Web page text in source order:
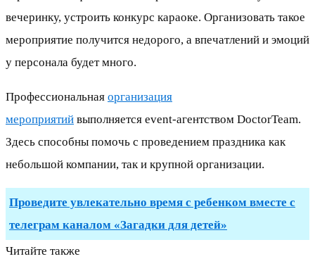
вечеринку, устроить конкурс караоке. Организовать такое
мероприятие получится недорого, а впечатлений и эмоций
у персонала будет много.
Профессиональная организация
мероприятий выполняется event-агентством DoctorTeam.
Здесь способны помочь с проведением праздника как
небольшой компании, так и крупной организации.
Проведите увлекательно время с ребенком вместе с
телеграм каналом «Загадки для детей»
Читайте также